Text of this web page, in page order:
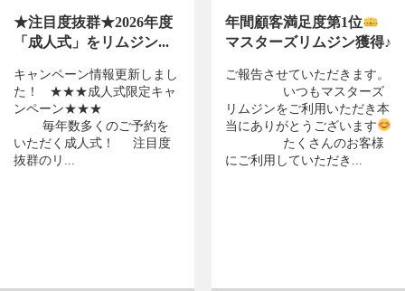
★注目度抜群★2026年度
「成人式」をリムジン...
キャンペーン情報更新しまし
た！ ★★★成人式限定キャ
ンペーン★★★
毎年数多くのご予約を
いただく成人式！ 注目度
抜群のリ...
年間顧客満足度第1位
マスターズリムジン獲得♪
ご報告させていただきます。
いつもマスターズ
リムジンをご利用いただき本
当にありがとうございます
たくさんのお客様
にご利用していただき...